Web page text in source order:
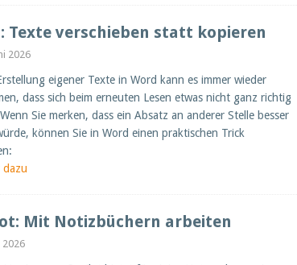
Texte verschieben statt kopieren
2026
eigener Texte in Word kann es immer wieder
dass sich beim erneuten Lesen etwas nicht ganz richtig
Sie merken, dass ein Absatz an anderer Stelle besser
können Sie in Word einen praktischen Trick
dazu
Mit Notizbüchern arbeiten
2026